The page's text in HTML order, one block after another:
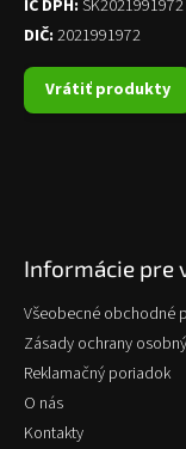
IČ DPH: SK2021991972
DIČ: 2021991972
Vrátiť produkty
Informácie pre
Všeobecné obchodné
Zásady ochrany
Reklamačný poriadok
O nás
Kontakty